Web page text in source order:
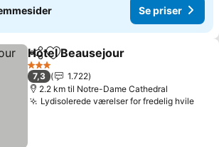
Se priser
Del Føj til favoritter
Hotel Beausejour
3 Stjerner
7,3
1.722
2.2 km til Notre-Dame Cathedral
Lydisolerede værelser for fredelig hvile